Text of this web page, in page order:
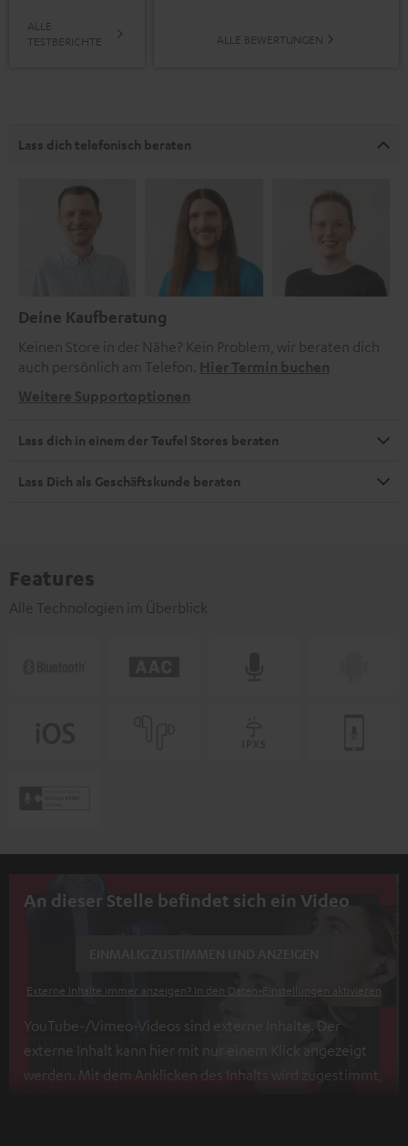
ALLE
TESTBERICHTE
ALLE BEWERTUNGEN
Lass dich telefonisch beraten
Deine Kaufberatung
Keinen Store in der Nähe? Kein Problem, wir beraten dich
auch persönlich am Telefon. Hier Termin buchen
Weitere Supportoptionen
Lass dich in einem der Teufel Stores beraten
Lass Dich als Geschäftskunde beraten
Features
Alle Technologien im Überblick
An dieser Stelle befindet sich ein Video
Externe Inhalte immer anzeigen? In den Daten‑Einstellungen aktivieren
YouTube-/Vimeo-Videos sind externe Inhalte. Der
externe Inhalt kann hier mit nur einem Klick angezeigt
werden. Mit dem Anklicken des Inhalts wird zugestimmt,